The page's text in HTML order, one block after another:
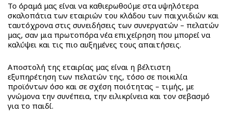
Crazy
Animalz
Stumble
Guys
Series
4
SpongeBob
Movie
Το όραμά μας είναι να καθιερωθούμε στα υψηλότερα
σκαλοπάτια των εταιριών του κλάδου των παιχνιδιών και
ταυτόχρονα στις συνειδήσεις των συνεργατών – πελατών
μας, σαν μια πρωτοπόρα νέα επιχείρηση που μπορεί να
καλύψει και τις πιο αυξημένες τους απαιτήσεις.
Αποστολή της εταιρίας μας είναι η βέλτιστη
εξυπηρέτηση των πελατών της, τόσο σε ποικιλία
προϊόντων όσο και σε σχέση ποιότητας – τιμής, με
γνώμονα την συνέπεια, την ειλικρίνεια και τον σεβασμό
για το παιδί.